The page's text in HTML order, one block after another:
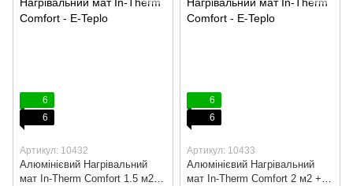
6
6
Артикул: 10432
Алюмінієвий Нагрівальний
мат In-Therm Comfort 1.5 м2 +
6
6
Артикул: 10433
Алюмінієвий Нагрівальний
мат In-Therm Comfort 2 м2 +